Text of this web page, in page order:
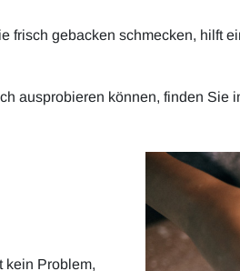
frisch gebacken schmecken, hilft
ausprobieren können, finden Sie
kein Problem,